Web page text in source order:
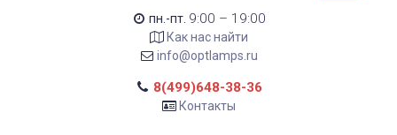
пн.-пт. 9:00 – 19:00
Как нас найти
info@optlamps.ru
8(499)648-38-36
Контакты